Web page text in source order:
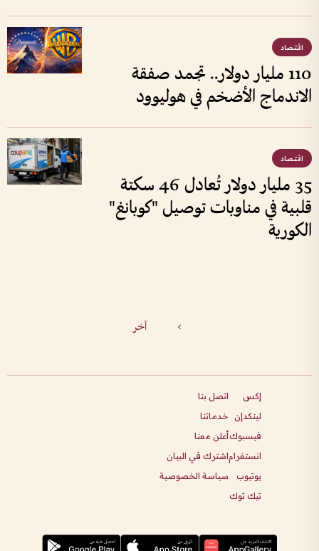
اقتصاد
110 مليار دولار.. تجمد صفقة
الاندماج الأضخم في هوليوود
اقتصاد
35 مليار دولار تُعادل 46 سكتة
قلبية في مناوبات توصيل "كوبانغ"
الكورية
> آخر
إكس
لينكدإن
فيسبوك
انستغرام
يوتيوب
تيك توك
اتصل بنا
خدماتنا
أعلن معنا
اشترك في البيان
سياسة الخصوصية